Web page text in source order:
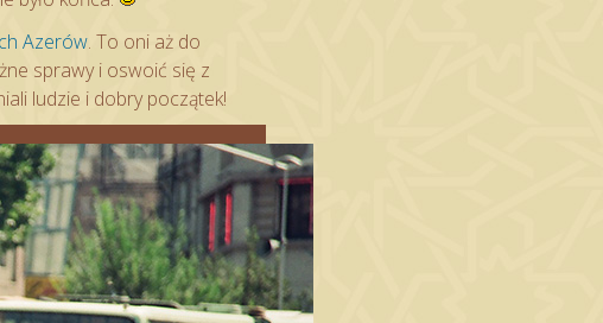
Azerów. To oni aż do
sprawy i oswoić się z
ludzie i dobry początek!